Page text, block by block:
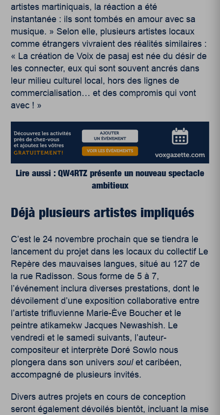
artistes martiniquais, la réaction a été
instantanée : ils sont tombés en amour avec sa
musique. » Selon elle, plusieurs artistes locaux
comme étrangers vivraient des réalités similaires :
« La création de Voix de pasaj est née du désir de
les connecter, eux qui sont souvent ancrés dans
leur milieu culturel local, hors des lignes de
commercialisation… et des compromis qui vont
avec ! »
Lire aussi : QW4RTZ présente un nouveau spectacle
ambitieux
Déjà plusieurs artistes impliqués
C’est le 24 novembre prochain que se tiendra le
lancement du projet dans les locaux du collectif Le
Repère des mauvaises langues, situé au 127 de
la rue Radisson. Sous forme de 5 à 7,
l’événement inclura diverses prestations, dont le
dévoilement d’une exposition collaborative entre
l’artiste trifluvienne Marie-Ève Boucher et le
peintre atikamekw Jacques Newashish. Le
vendredi et le samedi suivants, l’auteur-
compositeur et interprète Doré Sowlo nous
plongera dans son universsoulet caribéen,
accompagné de plusieurs invités.
Divers autres projets en cours de conception
seront également dévoilés bientôt, incluant la mise